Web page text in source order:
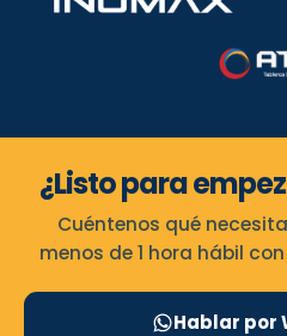
¿Listo para
Cuéntenos qué
menos de 1 hora hábil
Hablar por